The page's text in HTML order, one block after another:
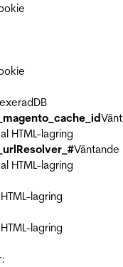
HTML-lagring
Väntande
HTML-lagring
lagring
lagring